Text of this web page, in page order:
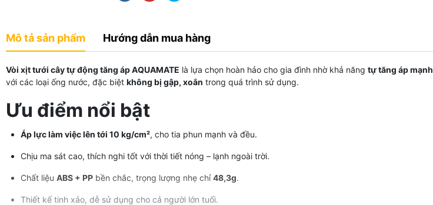
Mô tả sản phẩm Hướng dẫn mua hàng
Vòi xịt tưới cây tự động tăng áp AQUAMATE là lựa chọn hoàn hảo cho gia đình nhờ khả năng tự tăng áp mạnh
với các loại ống nước, đặc biệt không bị gập, xoắn trong quá trình sử dụng.
Ưu điểm nổi bật
Áp lực làm việc lên tới 10 kg/cm², cho tia phun mạnh và đều.
Chịu ma sát cao, thích nghi tốt với thời tiết nóng – lạnh ngoài trời.
Chất liệu ABS + PP bền chắc, trọng lượng nhẹ chỉ48,3g.
Thiết kế tinh xảo, dễ sử dụng cho cả người lớn tuổi.